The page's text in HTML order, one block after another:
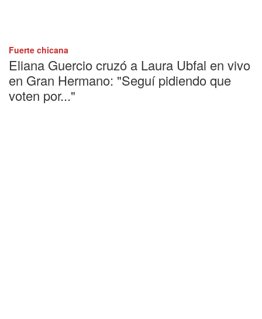
Fuerte chicana
Eliana Guercio cruzó a Laura Ubfal en vivo
en Gran Hermano: "Seguí pidiendo que
voten por..."